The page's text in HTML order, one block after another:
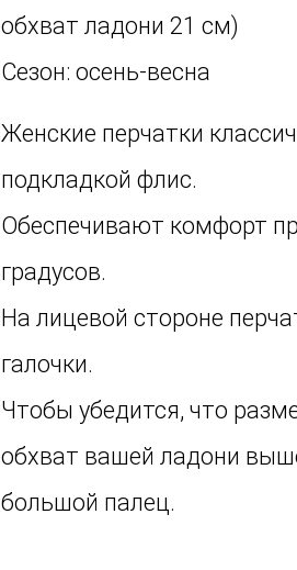
обхват ладони 21 см)
Сезон: осень-весна
Женские перчатки
подкладкой флис.
Обеспечивают комфорт
градусов.
На лицевой стороне
галочки.
Чтобы убедится, что
обхват вашей ладони
большой палец.